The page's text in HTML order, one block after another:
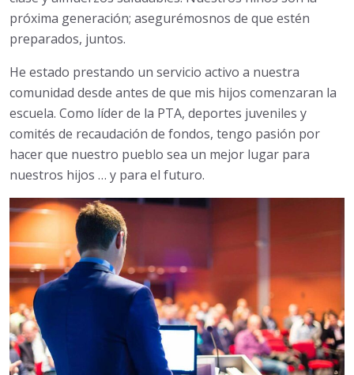
próxima generación; asegurémosnos de que estén
preparados, juntos.
He estado prestando un servicio activo a nuestra
comunidad desde antes de que mis hijos comenzaran la
escuela. Como líder de la PTA, deportes juveniles y
comités de recaudación de fondos, tengo pasión por
hacer que nuestro pueblo sea un mejor lugar para
nuestros hijos … y para el futuro.